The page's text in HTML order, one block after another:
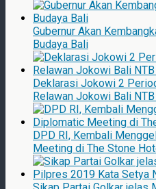
Gubernur Akan
Budaya Bali
Deklarasi Jokowi 2
Relawan Jokowi Bali
DPD RI, Kembali
Meeting di The Stone